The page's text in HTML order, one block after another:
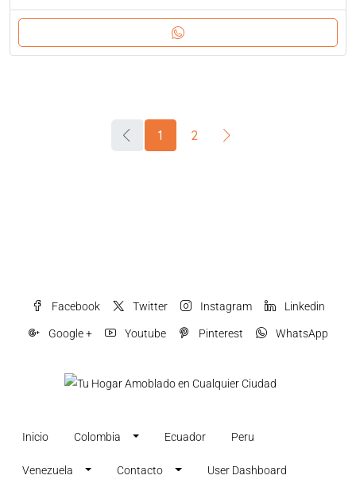
1 2
Facebook Twitter Instagram Linkedin
Google + Youtube Pinterest WhatsApp
Inicio Colombia Ecuador Peru
Venezuela Contacto User Dashboard